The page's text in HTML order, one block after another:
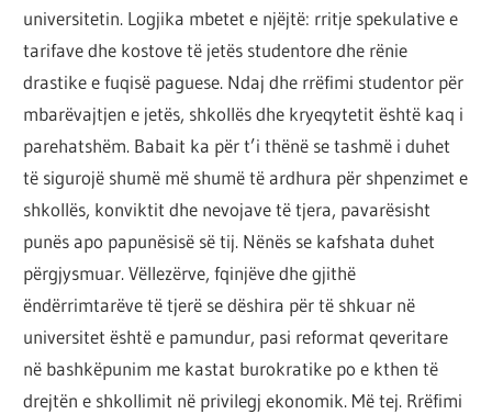
shndërrosh
atë.
universitetin. Logjika mbetet e njëjtë: rritje spekulative e
tarifave dhe kostove të jetës studentore dhe rënie
drastike e fuqisë paguese. Ndaj dhe rrëfimi studentor për
mbarëvajtjen e jetës, shkollës dhe kryeqytetit është kaq i
parehatshëm. Babait ka për t’i thënë se tashmë i duhet
të sigurojë shumë më shumë të ardhura për shpenzimet e
shkollës, konviktit dhe nevojave të tjera, pavarësisht
punës apo papunësisë së tij. Nënës se kafshata duhet
përgjysmuar. Vëllezërve, fqinjëve dhe gjithë
ëndërrimtarëve të tjerë se dëshira për të shkuar në
universitet është e pamundur, pasi reformat qeveritare
në bashkëpunim me kastat burokratike po e kthen të
drejtën e shkollimit në privilegj ekonomik. Më tej. Rrëfimi